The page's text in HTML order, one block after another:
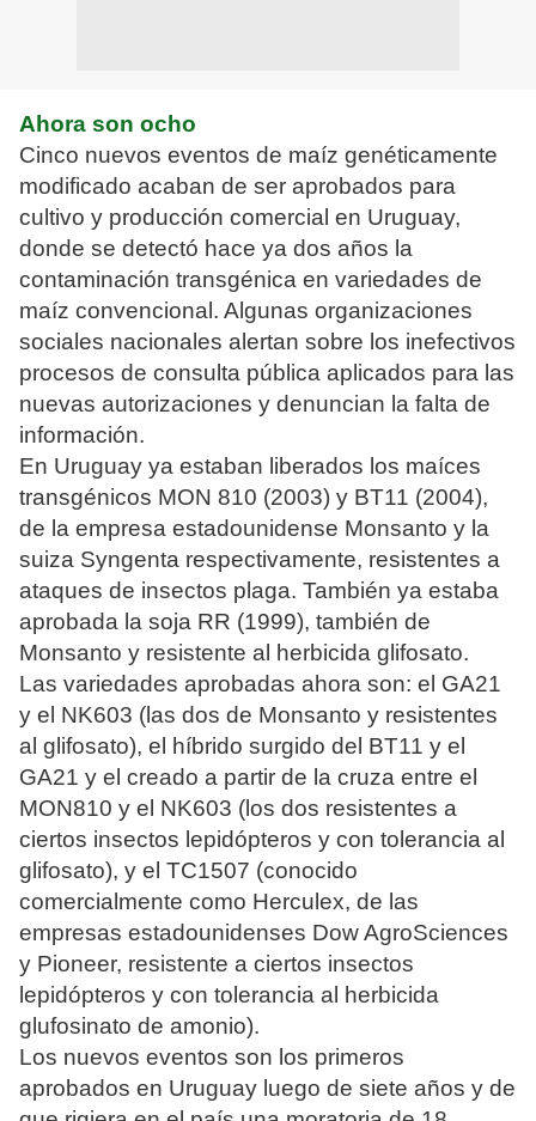
Ahora son ocho
Cinco nuevos eventos de maíz genéticamente
modificado acaban de ser aprobados para
cultivo y producción comercial en Uruguay,
donde se detectó hace ya dos años la
contaminación transgénica en variedades de
maíz convencional. Algunas organizaciones
sociales nacionales alertan sobre los inefectivos
procesos de consulta pública aplicados para las
nuevas autorizaciones y denuncian la falta de
información.
En Uruguay ya estaban liberados los maíces
transgénicos MON 810 (2003) y BT11 (2004),
de la empresa estadounidense Monsanto y la
suiza Syngenta respectivamente, resistentes a
ataques de insectos plaga. También ya estaba
aprobada la soja RR (1999), también de
Monsanto y resistente al herbicida glifosato.
Las variedades aprobadas ahora son: el GA21
y el NK603 (las dos de Monsanto y resistentes
al glifosato), el híbrido surgido del BT11 y el
GA21 y el creado a partir de la cruza entre el
MON810 y el NK603 (los dos resistentes a
ciertos insectos lepidópteros y con tolerancia al
glifosato), y el TC1507 (conocido
comercialmente como Herculex, de las
empresas estadounidenses Dow AgroSciences
y Pioneer, resistente a ciertos insectos
lepidópteros y con tolerancia al herbicida
glufosinato de amonio).
Los nuevos eventos son los primeros
aprobados en Uruguay luego de siete años y de